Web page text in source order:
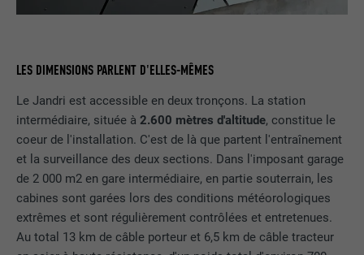
LES DIMENSIONS PARLENT D'ELLES-MÊMES
Le Jandri est accessible en deux tronçons. La station
intermédiaire, située à2.600 mètres d'altitude, constitue le
coeur de l'installation. C'est de là que partent l'entraînement
et la surveillance des deux sections. Dans l'imposant garage
de 2 000 m2 en gare intermédiaire, en partie souterrain, les
cabines sont garées lors des conditions météorologiques
extrêmes et sont régulièrement contrôlées et entretenues.
Au total 13 km de câble porteur et 6,5 km de câble tracteur